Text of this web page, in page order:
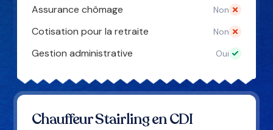
Assurance chômage Non
Cotisation pour la retraite Non
Gestion administrative Oui
Chauffeur Stairling en CDI